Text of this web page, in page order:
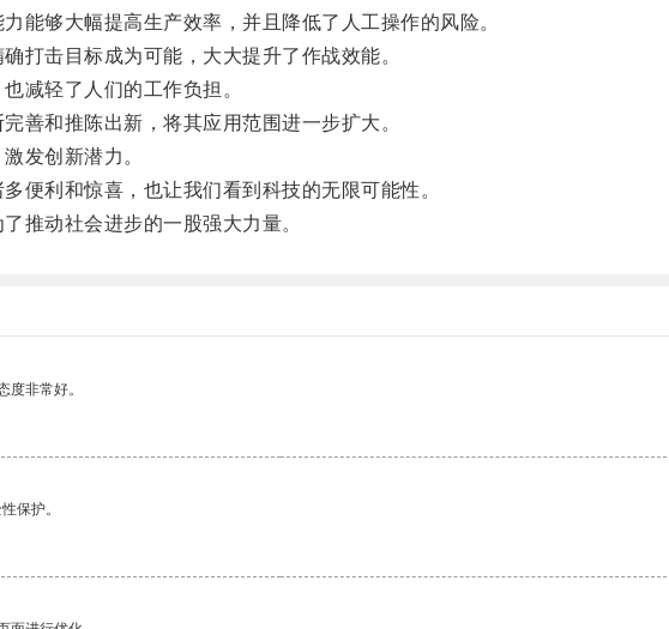
够大幅提高生产效率，并且降低了人工操作的风险。
击目标成为可能，大大提升了作战效能。
轻了人们的工作负担。
和推陈出新，将其应用范围进一步扩大。
发创新潜力。
利和惊喜，也让我们看到科技的无限可能性。
动社会进步的一股强大力量。
非常好。
保护。